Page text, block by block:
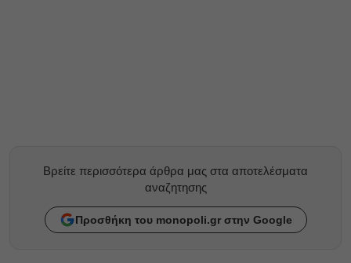
Βρείτε περισσότερα άρθρα μας στα αποτελέσματα
αναζητησης
Προσθήκη του monopoli.gr στην Google